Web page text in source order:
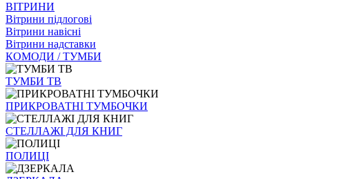
ВІТРИНИ
Вітрини підлогові
Вітрини навісні
Вітрини надставки
КОМОДИ / ТУМБИ
ТУМБИ ТВ
ПРИКРОВАТНІ ТУМБОЧКИ
СТЕЛЛАЖІ ДЛЯ КНИГ
ПОЛИЦІ